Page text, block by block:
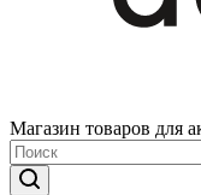
Магазин товаров для